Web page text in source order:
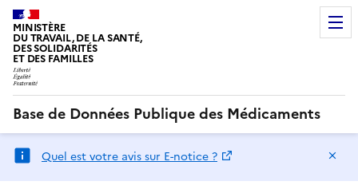
MINISTÈRE
DU TRAVAIL, DE LA SANTÉ,
DES SOLIDARITÉS
ET DES FAMILLES
Base de Données Publique des Médicaments
Quel est votre avis sur E-notice ?